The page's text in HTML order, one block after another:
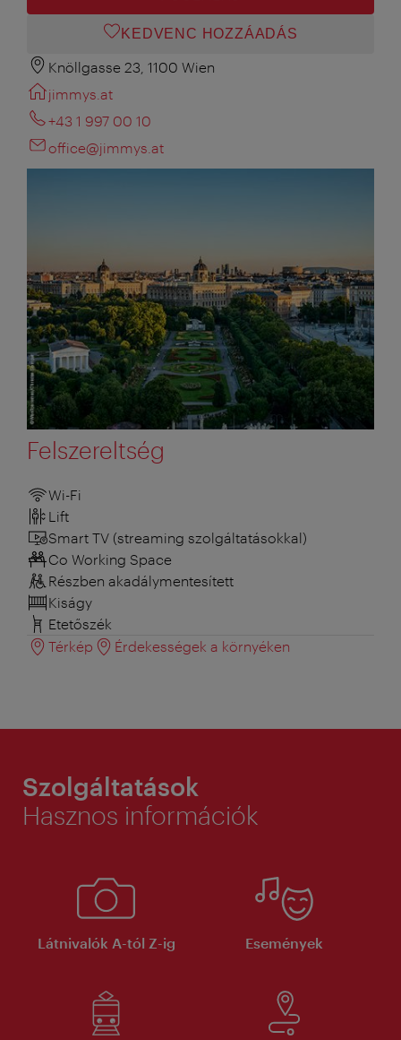
KEDVENC HOZZÁADÁS
Knöllgasse 23, 1100 Wien
jimmys.at
+43 1 997 00 10
office@jimmys.at
Felszereltség
Wi-Fi
Lift
Smart TV (streaming szolgáltatásokkal)
Co Working Space
Részben akadálymentesített
Kiságy
Etetőszék
Térkép
Érdekességek a környéken
Szolgáltatások
Hasznos információk
Látnivalók A-tól Z-ig Események